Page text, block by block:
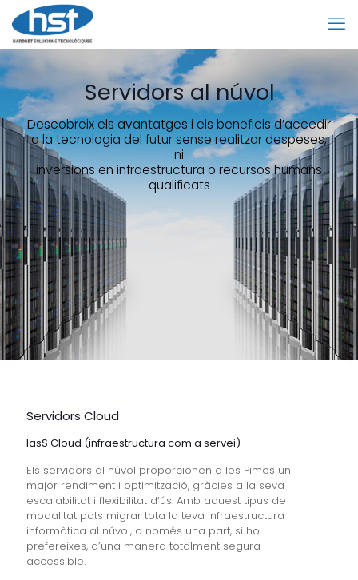
Servidors al núvol
Descobreix els avantatges i els beneficis d’accedir
a la tecnologia del futur sense realitzar despeses,
ni
inversions en infraestructura o recursos humans
qualificats
Servidors Cloud
IasS Cloud (infraestructura com a servei)
Els servidors al núvol proporcionen a les Pimes un
major rendiment i optimització, gràcies a la seva
escalabilitat i flexibilitat d’ús. Amb aquest tipus de
modalitat pots migrar tota la teva infraestructura
informàtica al núvol, o només una part, si ho
prefereixes, d’una manera totalment segura i
accessible.